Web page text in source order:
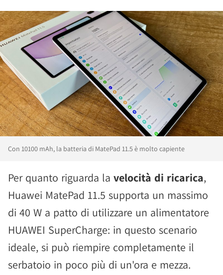
Con 10100 mAh, la batteria di MatePad 11.5 è molto capiente
Per quanto riguarda la velocità di ricarica,
Huawei MatePad 11.5 supporta un massimo
di 40 W a patto di utilizzare un alimentatore
HUAWEI SuperCharge: in questo scenario
ideale, si può riempire completamente il
serbatoio in poco più di un'ora e mezza.